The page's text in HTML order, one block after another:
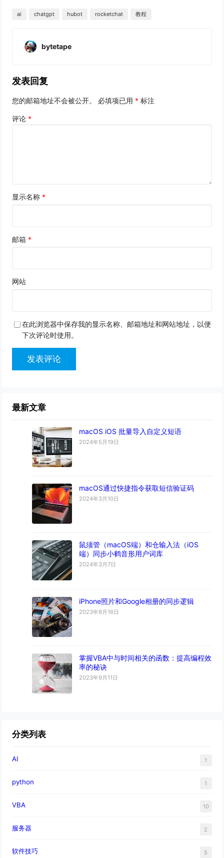
ai chatgpt hubot rocketchat 教程
bytetape
发表回复
您的邮箱地址不会被公开。 必填项已用 * 标注
评论 *
显示名称 *
邮箱 *
网站
在此浏览器中保存我的显示名称、邮箱地址和网站地址，以便
下次评论时使用。
最新文章
macOS iOS 批量导入自定义短语
2024年5月19日
macOS通过快捷指令获取短信验证码
2024年3月10日
鼠须管（macOS端）和仓输入法（iOS
端）同步小鹤音形用户词库
2024年3月7日
iPhone照片和Google相册的同步逻辑
2023年9月16日
掌握VBA中与时间相关的函数：提高编程效
率的秘诀
2023年9月11日
分类列表
AI 1
python 1
VBA 10
服务器 2
软件技巧 5